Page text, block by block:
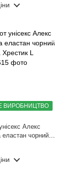
ВИРОБНИЦТВО
Алекс
еластан чорний
L